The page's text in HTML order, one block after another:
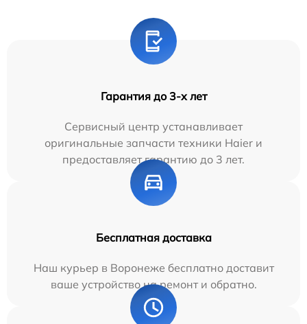
Гарантия до 3-х лет
Сервисный центр устанавливает
оригинальные запчасти техники Haier и
предоставляет гарантию до 3 лет.
Бесплатная доставка
Наш курьер в Воронеже бесплатно доставит
ваше устройство на ремонт и обратно.